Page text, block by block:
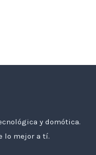
y domótica.
lo mejor a tí.